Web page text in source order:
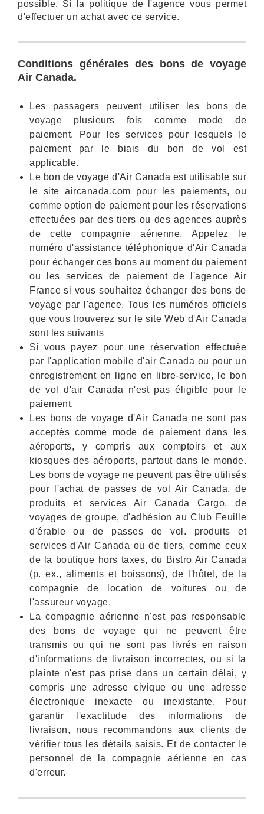
possible. Si la politique de l'agence vous permet
d'effectuer un achat avec ce service.
Conditions générales des bons de voyage
Air Canada.
Les passagers peuvent utiliser les bons de
voyage plusieurs fois comme mode de
paiement. Pour les services pour lesquels le
paiement par le biais du bon de vol est
applicable.
Le bon de voyage d'Air Canada est utilisable sur
le site aircanada.com pour les paiements, ou
comme option de paiement pour les réservations
effectuées par des tiers ou des agences auprès
de cette compagnie aérienne. Appelez le
numéro d'assistance téléphonique d'Air Canada
pour échanger ces bons au moment du paiement
ou les services de paiement de l'agence Air
France si vous souhaitez échanger des bons de
voyage par l'agence. Tous les numéros officiels
que vous trouverez sur le site Web d'Air Canada
sont les suivants
Si vous payez pour une réservation effectuée
par l'application mobile d'air Canada ou pour un
enregistrement en ligne en libre-service, le bon
de vol d'air Canada n'est pas éligible pour le
paiement.
Les bons de voyage d'Air Canada ne sont pas
acceptés comme mode de paiement dans les
aéroports, y compris aux comptoirs et aux
kiosques des aéroports, partout dans le monde.
Les bons de voyage ne peuvent pas être utilisés
pour l'achat de passes de vol Air Canada, de
produits et services Air Canada Cargo, de
voyages de groupe, d'adhésion au Club Feuille
d'érable ou de passes de vol. produits et
services d'Air Canada ou de tiers, comme ceux
de la boutique hors taxes, du Bistro Air Canada
(p. ex., aliments et boissons), de l'hôtel, de la
compagnie de location de voitures ou de
l'assureur voyage.
La compagnie aérienne n'est pas responsable
des bons de voyage qui ne peuvent être
transmis ou qui ne sont pas livrés en raison
d'informations de livraison incorrectes, ou si la
plainte n'est pas prise dans un certain délai, y
compris une adresse civique ou une adresse
électronique inexacte ou inexistante. Pour
garantir l'exactitude des informations de
livraison, nous recommandons aux clients de
vérifier tous les détails saisis. Et de contacter le
personnel de la compagnie aérienne en cas
d'erreur.